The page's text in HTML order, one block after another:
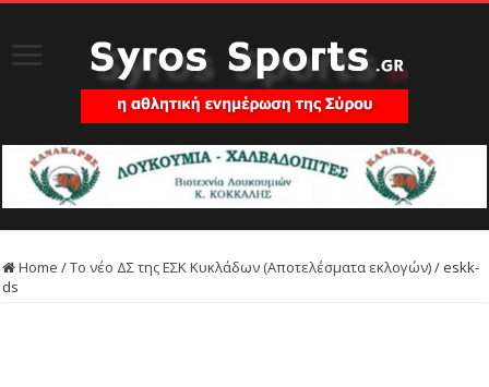
Home /Tο νέο ΔΣ της ΕΣΚ Κυκλάδων (Αποτελέσματα εκλογών)/eskk-
ds